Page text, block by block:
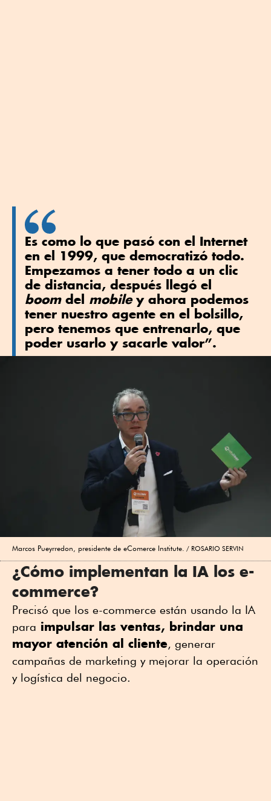
Es como lo que pasó con el Internet
en el 1999, que democratizó todo.
Empezamos a tener todo a un clic
de distancia, después llegó el
boom del mobiley ahora podemos
tener nuestro agente en el bolsillo,
pero tenemos que entrenarlo, que
poder usarlo y sacarle valor”.
Marcos Pueyrredon, presidente de eComerce Institute. ROSARIO SERVIN
¿Cómo implementan la IA los e-
commerce?
Precisó que los e-commerce están usando la IA
para impulsar las ventas, brindar una
mayor atención al cliente, generar
campañas de marketing y mejorar la operación
y logística del negocio.